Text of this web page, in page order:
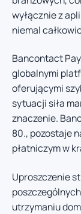
wyłącznie z
niemal
Bancontact
globalnymi
oferującymi
sytuacji siła
znaczenie.
80., pozostaje
płatniczym w
Uproszczenie
utrzymaniu